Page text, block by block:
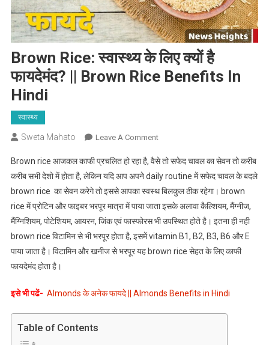
Brown Rice: स्वास्थ्य के लिए क्यों है
फायदेमंद? || Brown Rice Benefits In
Hindi
स्वास्थ्य
Sweta Mahato Leave A CommentOn
Rice:
स्वास्थ्य
के
लिए
क्यों
है
फायदेमंद?
Rice
In
Brown rice आजकल काफी प्रचलित हो रहा है, वैसे तो सफेद चावल का सेवन तो करीब
करीब सभी देशो में होता है, लेकिन यदि आप अपने daily routine में सफेद चावल के बदले
brown rice का सेवन करेगे तो इससे आपका स्वस्थ बिलकुल ठीक रहेगा। brown
rice में प्रोटिन और फाइबर भरपूर मात्रा में पाया जाता इसके अलावा कैल्शियम, मैंग्नीज,
मैंग्निशियम, पोटेशियम, आयरन, जिंक एवं फास्फोरस भी उपस्थित होते है। इतना ही नही
brown rice विटामिन से भी भरपूर होता है, इसमें vitamin B1, B2, B3, B6 और E
पाया जाता है। विटामिन और खनीज से भरपूर यह brown rice सेहत के लिए काफी
फायदेमंद होता है।
इसे भी पढें- Almonds के अनेक फायदे || Almonds Benefits in Hindi
Table of Contents